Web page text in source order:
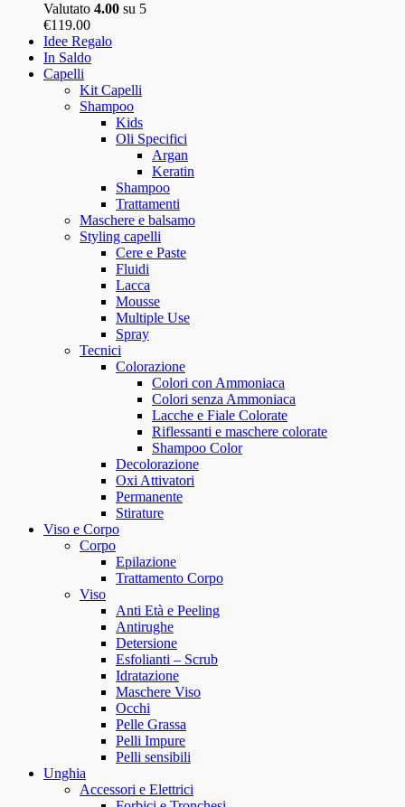
Valutato 4.00 su 5
€119.00
Idee Regalo
In Saldo
Capelli
Kit Capelli
Shampoo
Kids
Oli Specifici
Argan
Keratin
Shampoo
Trattamenti
Maschere e balsamo
Styling capelli
Cere e Paste
Fluidi
Lacca
Mousse
Multiple Use
Spray
Tecnici
Colorazione
Colori con Ammoniaca
Colori senza Ammoniaca
Lacche e Fiale Colorate
Riflessanti e maschere colorate
Shampoo Color
Decolorazione
Oxi Attivatori
Permanente
Stirature
Viso e Corpo
Corpo
Epilazione
Trattamento Corpo
Viso
Anti Età e Peeling
Antirughe
Detersione
Esfolianti – Scrub
Idratazione
Maschere Viso
Occhi
Pelle Grassa
Pelli Impure
Pelli sensibili
Unghia
Accessori e Elettrici